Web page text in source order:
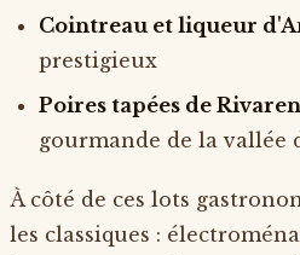
Cointreau et liqueur
prestigieux
Poires tapées de
gourmande de la vallée
À côté de ces lots
les classiques :